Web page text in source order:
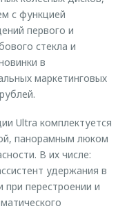
с функцией
первого и
стекла и
в
маркетинговых
Ultra комплектуется
панорамным люком
В их числе:
удержания в
перестроении и